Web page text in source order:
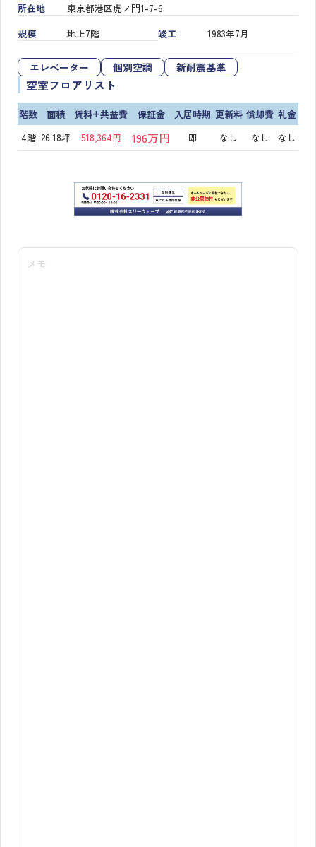
所在地
東京都港区虎ノ門1-7-6
規模
地上7階 竣工 1983年7月
エレベーター 個別空調 新耐震基準
空室フロアリスト
階数 面積 賃料+共益費 保証金 入居時期 更新料 償却費 礼金
4階 26.18坪 518,364円 196万円 即 なし なし なし
メモ